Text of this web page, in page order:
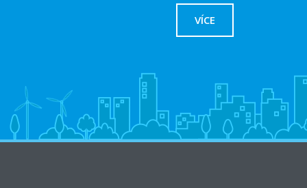
VÍCE